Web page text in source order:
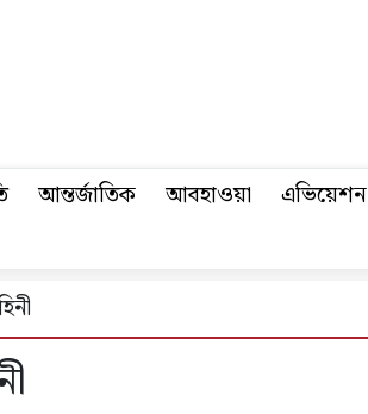
আন্তর্জাতিক আবহাওয়া এভিয়েশন